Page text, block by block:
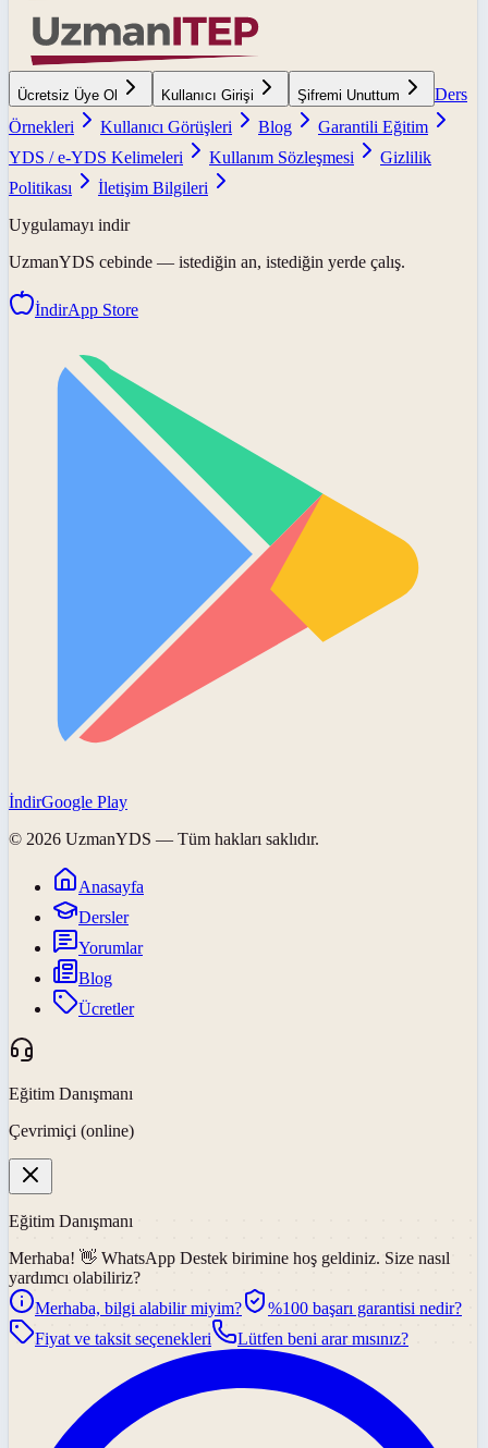
Ücretsiz Üye Ol Kullanıcı Girişi Şifremi Unuttum
Ders
Örnekleri
Kullanıcı Görüşleri Blog
Garantili Eğitim
YDS / e-YDS Kelimeleri
Kullanım Sözleşmesi
Gizlilik
Politikası
İletişim Bilgileri
Uygulamayı indir
UzmanYDS cebinde — istediğin an, istediğin yerde çalış.
İndirApp Store
İndirGoogle Play
© 2026 UzmanYDS — Tüm hakları saklıdır.
Anasayfa
Dersler
Yorumlar
Blog
Ücretler
Eğitim Danışmanı
Çevrimiçi (online)
Eğitim Danışmanı
Merhaba! 👋 WhatsApp Destek birimine hoş geldiniz. Size nasıl
yardımcı olabiliriz?
Merhaba, bilgi alabilir miyim?
%100 başarı garantisi nedir?
Fiyat ve taksit seçenekleri
Lütfen beni arar mısınız?